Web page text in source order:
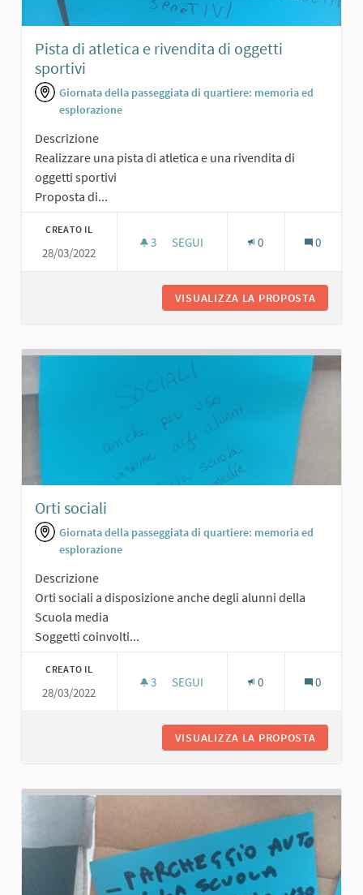
Pista di atletica e rivendita di oggetti
sportivi
Giornata della passeggiata di quartiere: memoria ed
esplorazione
Descrizione
Realizzare una pista di atletica e una rivendita di
oggetti sportivi
Proposta di...
CREATO IL
28/03/2022
3 3 SOSTENITORI
SEGUI 0 0
VISUALIZZA LA PROPOSTA
Orti sociali
Giornata della passeggiata di quartiere: memoria ed
esplorazione
Descrizione
Orti sociali a disposizione anche degli alunni della
Scuola media
Soggetti coinvolti...
CREATO IL
28/03/2022
3 3 SOSTENITORI
SEGUI 0 0
VISUALIZZA LA PROPOSTA